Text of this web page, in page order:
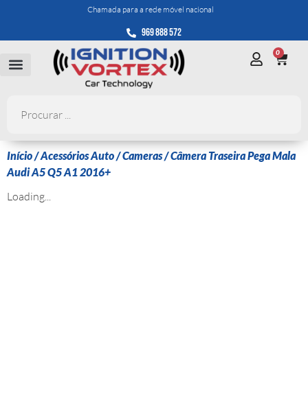
Chamada para a rede móvel nacional
969 888 572
0
Início/Acessórios Auto/Cameras/ Câmera Traseira Pega Mala
Audi A5 Q5 A1 2016+
Loading...